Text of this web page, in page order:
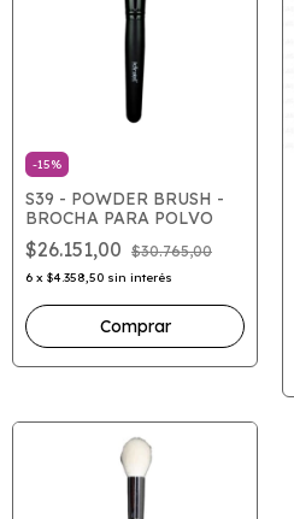
-15%
S39 - POWDER BRUSH -
BROCHA PARA POLVO
$26.151,00 $30.765,00
6 x $4.358,50 sin interés